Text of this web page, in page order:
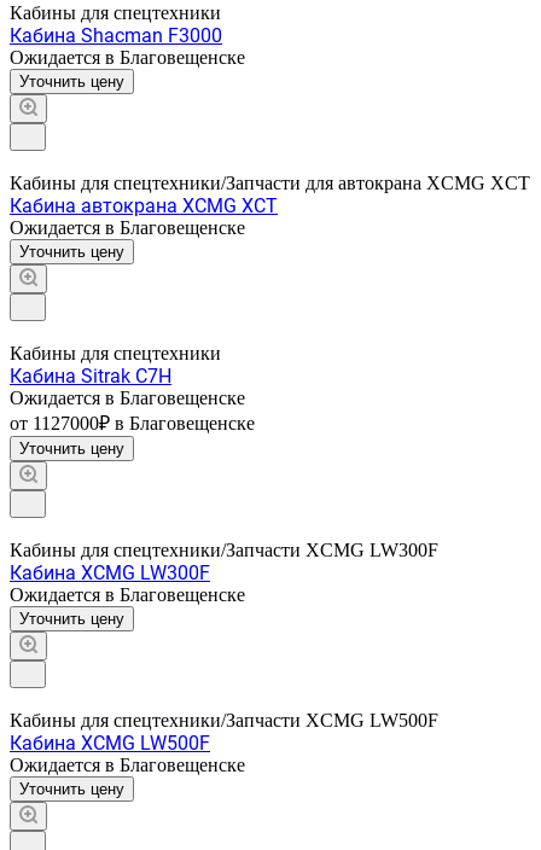
Кабины для спецтехники
Кабина Shacman F3000
Ожидается в Благовещенске
Уточнить цену
Кабины для спецтехники/Запчасти для автокрана XCMG XCT
Кабина автокрана XCMG XCT
Ожидается в Благовещенске
Уточнить цену
Кабины для спецтехники
Кабина Sitrak C7H
Ожидается в Благовещенске
от 1127000₽ в Благовещенске
Уточнить цену
Кабины для спецтехники/Запчасти XCMG LW300F
Кабина XCMG LW300F
Ожидается в Благовещенске
Уточнить цену
Кабины для спецтехники/Запчасти XCMG LW500F
Кабина XCMG LW500F
Ожидается в Благовещенске
Уточнить цену